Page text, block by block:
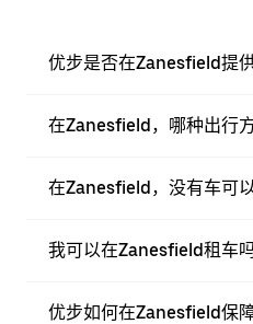
优步是否在Zanesfield提供
在Zanesfield，哪种出行
在Zanesfield，没有车可
我可以在Zanesfield租车
优步如何在Zanesfield保